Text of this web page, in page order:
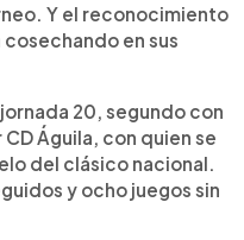
Y el reconocimiento
en sus
20, segundo con
Águila, con quien se
del clásico nacional.
y ocho juegos sin